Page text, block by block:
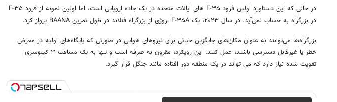
در حالی که این دستاورد اولین فرود F-۳۵ های ایالات متحده در یک جاده اروپایی است، اما اولین نمونه از فرود F-۳۵
در بزرگراه به حساب نمی‌آید. در سال ۲۰۲۳، یک F-۳۵A نروژی از بزرگراه فنلاند در طول تمرین BAANA پرواز کرد.
بزرگراه‌ها می‌توانند به عنوان مکان‌های جایگزین حیاتی برای نیروهای هوایی در صورتی که پایگاه‌های اولیه در معرض
خطر یا غیرقابل دسترسی باشند، عمل کنند. این رویکرد، مقرون به صرفه است و تنها به یک مسافت ۳ کیلومتری
تقویت شده نیاز دارد که می تواند در یک منطقه دور افتاده مانند جنگل قرار گیرد.